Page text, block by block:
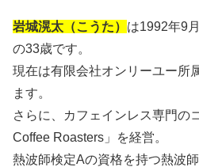
岩城滉太（こうた） は1992年9
の33歳です。
現在は有限会社オンリーユー所
ます。
さらに、カフェインレス専門の
Coffee Roasters」を経営。
熱波師検定Aの資格を持つ熱波